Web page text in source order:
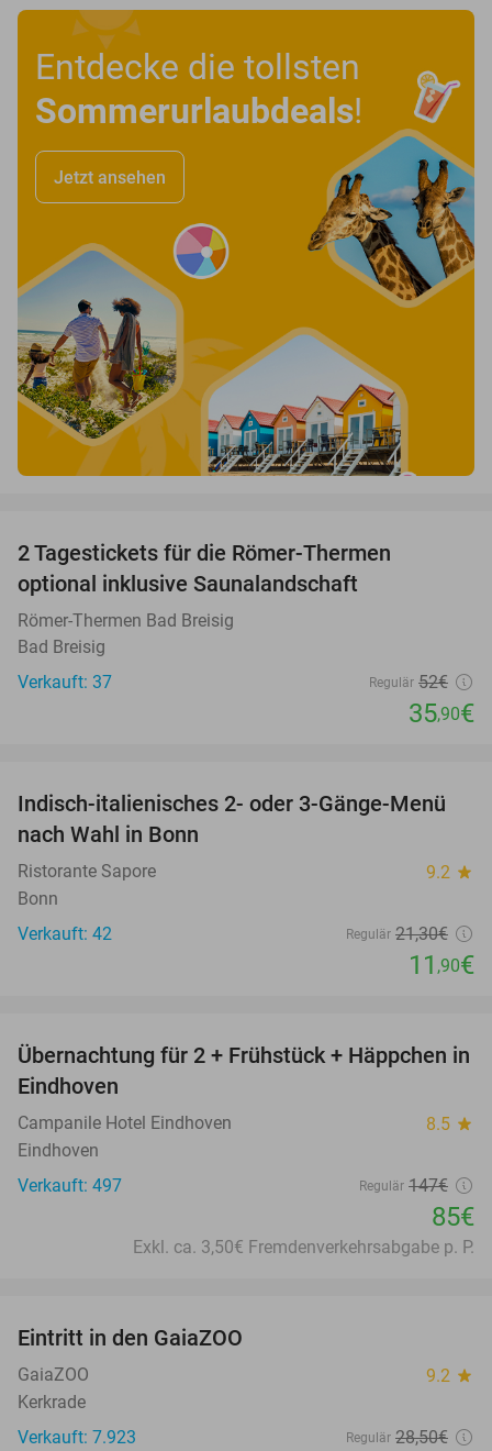
Entdecke die tollsten
Sommerurlaubdeals!
Jetzt ansehen
2 Tagestickets für die Römer-Thermen
optional inklusive Saunalandschaft
Römer-Thermen Bad Breisig
Bad Breisig
Verkauft: 37
Regulär 52€
35,90€
44%
Indisch-italienisches 2- oder 3-Gänge-Menü
nach Wahl in Bonn
Ristorante Sapore 9.2 star
Bonn
Verkauft: 42
Regulär 21,30€
11 ,90€
42%
Übernachtung für 2 + Frühstück + Häppchen in
Eindhoven
Campanile Hotel Eindhoven 8.5 star
Eindhoven
Verkauft: 497
Regulär 147€
85€
Exkl. ca. 3,50€ Fremdenverkehrsabgabe p. P.
Eintritt in den GaiaZOO
GaiaZOO 9.2 star
Kerkrade
Verkauft: 7.923
Regulär 28,50€